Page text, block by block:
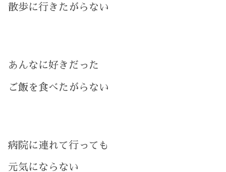
散歩に行きたがらない
あんなに好きだった
ご飯を食べたがらない
病院に連れて行っても
元気にならない